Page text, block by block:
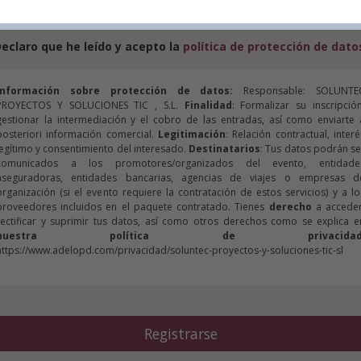
que he leído y acepto la política de protección de
sobre protección de datos: Responsable:
Y SOLUCIONES TIC , S.L. Finalidad: Formalizar su
la intermediación y el cobro de las entradas, así como enviarte
información comercial. Legitimación: Relación contractual,
y consentimiento del interesado. Destinatarios: Tus datos podrán
a los promotores/organizados del evento,
entidades bancarias, agencias de viajes o empresas
(si el evento requiere la contratación de estos servicios) y a
incluidos en el paquete contratado. Tienes derecho a
y suprimir tus datos, así como otros derechos como se explica
política de privacidad
www.adelopd.com/privacidad/soluntec-proyectos-y-soluciones-tic-sl
Registrarse